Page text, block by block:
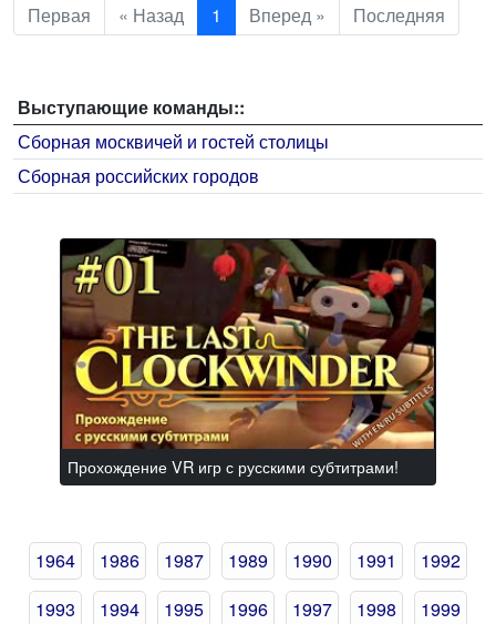
Первая « Назад 1 Вперед » Последняя
Выступающие команды::
Сборная москвичей и гостей столицы
Сборная российских городов
Прохождение VR игр с русскими субтитрами!
1964 1986 1987 1989 1990 1991
1992
1993
1994 1995 1996 1997 1998
1999